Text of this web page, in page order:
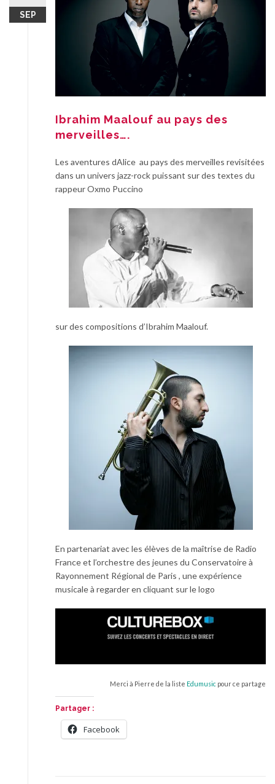
SEP
Ibrahim Maalouf au pays des
merveilles….
Les aventures dAlice au pays des merveilles revisitées
dans un univers jazz-rock puissant sur des textes du
rappeur Oxmo Puccino
sur des compositions d’Ibrahim Maalouf.
En partenariat avec les élèves de la maîtrise de Radio
France et l’orchestre des jeunes du Conservatoire à
Rayonnement Régional de Paris , une expérience
musicale à regarder en cliquant sur le logo
Merci à Pierre de la liste Edumusic pour ce partage
Partager :
Facebook